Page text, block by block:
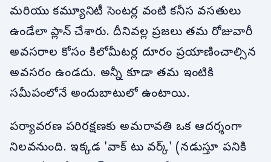
మరియు కమ్యూనిటీ సెంటర్ల వంటి కనీస వసతులు
ఉండేలా ప్లాన్ చేశారు. దీనివల్ల ప్రజలు తమ రోజువారీ
అవసరాల కోసం కిలోమీటర్ల దూరం ప్రయాణించాల్సిన
అవసరం ఉండదు. అన్నీ కూడా తమ ఇంటికి
సమీపంలోనే అందుబాటులో ఉంటాయి.
పర్యావరణ పరిరక్షణకు అమరావతి ఒక ఆదర్శంగా
నిలవనుంది. ఇక్కడ 'వాక్ టు వర్క్' (నడుస్తూ పనికి